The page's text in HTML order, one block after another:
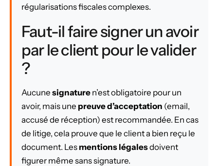
régularisations fiscales complexes.
Faut-il faire signer un avoir
par le client pour le valider
?
Aucune signature n’est obligatoire pour un
avoir, mais une preuve d’acceptation (email,
accusé de réception) est recommandée. En cas
de litige, cela prouve que le client a bien reçu le
document. Les mentions légalesdoivent
figurer même sans signature.